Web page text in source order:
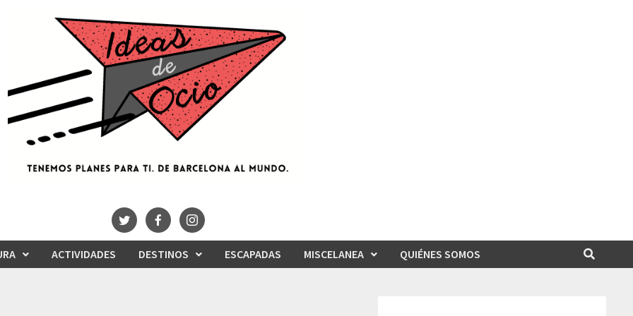
ACTIVIDADES DESTINOS ESCAPADAS MISCELANEA QUIÉNES SOMOS